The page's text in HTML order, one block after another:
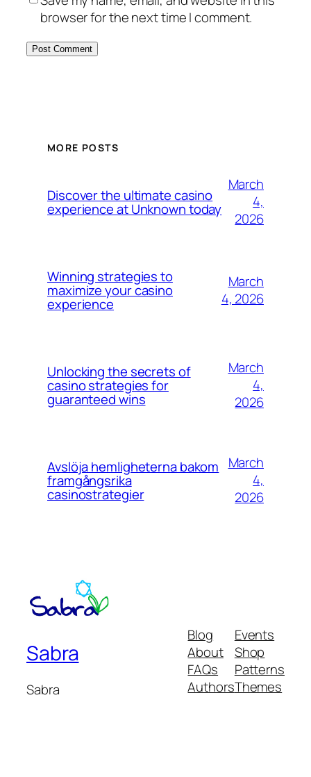
browser for the next time I comment.
MORE POSTS
Discover the ultimate casino
experience at Unknown today
March
4,
2026
Winning strategies to
maximize your casino
experience
March
4, 2026
Unlocking the secrets of
casino strategies for
guaranteed wins
March
4,
2026
Avslöja hemligheterna bakom
framgångsrika
casinostrategier
March
4,
2026
Sabra
Sabra
Blog
About
FAQs
Authors
Events
Shop
Patterns
Themes